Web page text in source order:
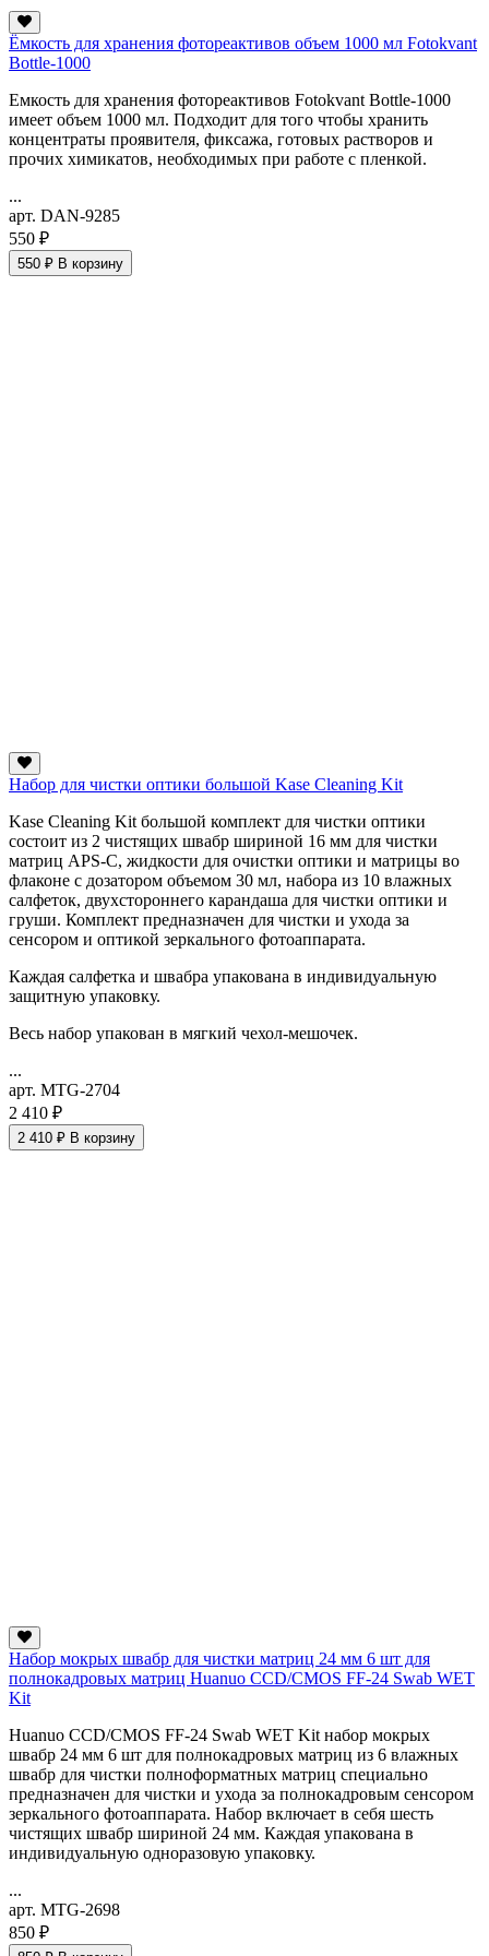
Ёмкость для хранения фотореактивов объем 1000 мл Fotokvant
Bottle-1000
Емкость для хранения фотореактивов Fotokvant Bottle-1000
имеет объем 1000 мл. Подходит для того чтобы хранить
концентраты проявителя, фиксажа, готовых растворов и
прочих химикатов, необходимых при работе с пленкой.
...
арт. DAN-9285
550 ₽
550 ₽ В корзину
Набор для чистки оптики большой Kase Cleaning Kit
Kase Cleaning Kit большой комплект для чистки оптики
состоит из 2 чистящих швабр шириной 16 мм для чистки
матриц APS-C, жидкости для очистки оптики и матрицы во
флаконе с дозатором объемом 30 мл, набора из 10 влажных
салфеток, двухстороннего карандаша для чистки оптики и
груши. Комплект предназначен для чистки и ухода за
сенсором и оптикой зеркального фотоаппарата.
Каждая салфетка и швабра упакована в индивидуальную
защитную упаковку.
Весь набор упакован в мягкий чехол-мешочек.
...
арт. MTG-2704
2 410 ₽
2 410 ₽ В корзину
Набор мокрых швабр для чистки матриц 24 мм 6 шт для
полнокадровых матриц Huanuo CCD/CMOS FF-24 Swab WET
Kit
Huanuo CCD/CMOS FF-24 Swab WET Kit набор мокрых
швабр 24 мм 6 шт для полнокадровых матриц из 6 влажных
швабр для чистки полноформатных матриц специально
предназначен для чистки и ухода за полнокадровым сенсором
зеркального фотоаппарата. Набор включает в себя шесть
чистящих швабр шириной 24 мм. Каждая упакована в
индивидуальную одноразовую упаковку.
...
арт. MTG-2698
850 ₽